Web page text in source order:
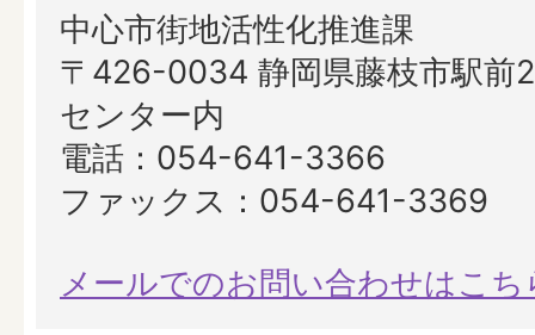
中心市街地活性化推進課
〒426-0034 静岡県藤枝市駅前
センター内
電話：054-641-3366
ファックス：054-641-3369
メールでのお問い合わせはこち